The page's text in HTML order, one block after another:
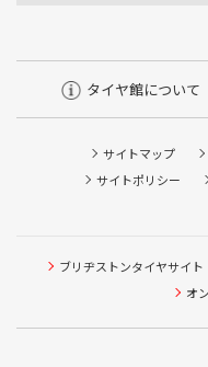
タイヤ館について
サイトマップ
サイトポリシー
ブリヂストンタイヤサイト
オ
タイヤ点検・安全点
ピット作業の予約